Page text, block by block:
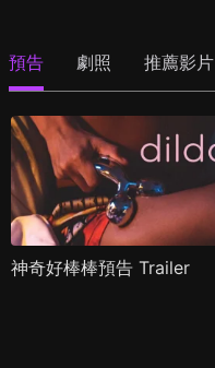
預告 劇照 推薦影片
神奇好棒棒預告 Trailer